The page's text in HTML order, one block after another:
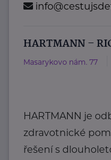
HARTMANN –
Masarykovo nám. 77
HARTMANN je
zdravotnické
řešení s